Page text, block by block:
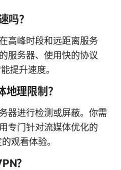
吗？
高峰时段和远距离服务
服务器、使用快的协议
提升速度。
理限制？
器进行检测或屏蔽。你需
专门针对流媒体优化的
观看体验。
？